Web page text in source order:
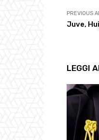
PREVIOUS
Juve,
LEGGI